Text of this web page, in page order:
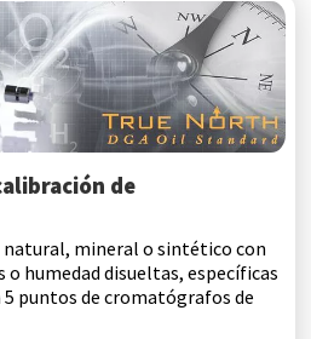
de
mineral o sintético con
o humedad disueltas, específicas
puntos de cromatógrafos de